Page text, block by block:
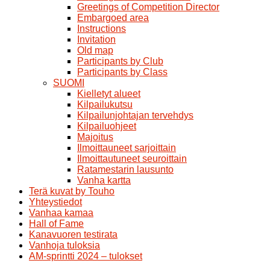
Greetings of Competition Director
Embargoed area
Instructions
Invitation
Old map
Participants by Club
Participants by Class
SUOMI
Kielletyt alueet
Kilpailukutsu
Kilpailunjohtajan tervehdys
Kilpailuohjeet
Majoitus
Ilmoittauneet sarjoittain
Ilmoittautuneet seuroittain
Ratamestarin lausunto
Vanha kartta
Terä kuvat by Touho
Yhteystiedot
Vanhaa kamaa
Hall of Fame
Kanavuoren testirata
Vanhoja tuloksia
AM-sprintti 2024 – tulokset